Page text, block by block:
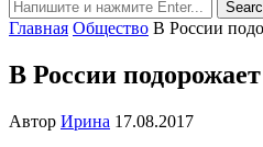
Главная Общество В России
В России
Автор Ирина 17.08.2017